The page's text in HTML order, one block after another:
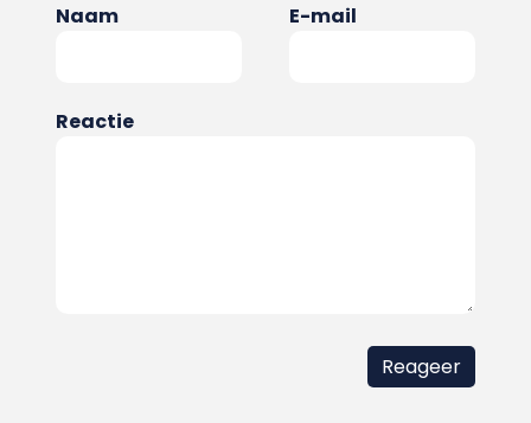
Naam E-mail
Reactie